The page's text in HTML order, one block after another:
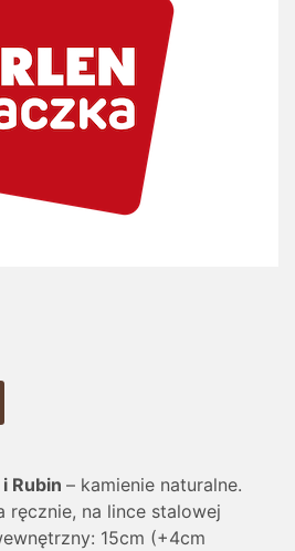
Rubin – kamienie naturalne.
ręcznie, na lince stalowej
15cm (+4cm